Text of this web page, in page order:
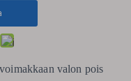
valon pois